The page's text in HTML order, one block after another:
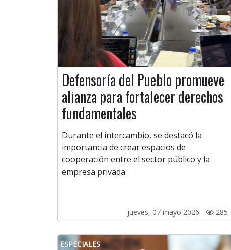
Defensoría del Pueblo promueve
alianza para fortalecer derechos
fundamentales
Durante el intercambio, se destacó la
importancia de crear espacios de
cooperación entre el sector público y la
empresa privada.
jueves, 07 mayo 2026 - 285
ESPECIALES